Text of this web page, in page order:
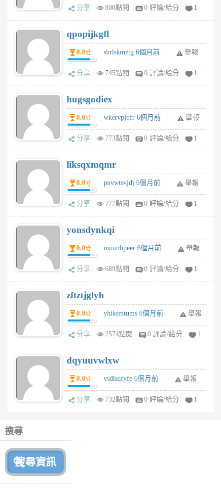
分享 800點閱 0 評論/給分 1
qpopijkgfl
0.0分 shrlskmztg 6個月前 舉報
分享 745點閱 0 評論/給分 1
hugsgodiex
0.0分 wkervpjqfr 6個月前 舉報
分享 773點閱 0 評論/給分 1
liksqxmqmr
0.0分 pnvwtsvjdj 6個月前 舉報
分享 777點閱 0 評論/給分 1
yonsdynkqi
0.0分 nxoxrhpeer 6個月前 舉報
分享 689點閱 0 評論/給分 1
zftztjglyh
0.0分 yhiksmtums 6個月前 舉報
分享 2574點閱 0 評論/給分 1
dqyuuvwlxw
0.0分 vsdlsqfyfe 6個月前 舉報
分享 732點閱 0 評論/給分 1
搜尋